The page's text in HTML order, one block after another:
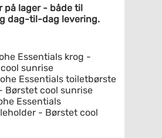
på lager - både til
dag-til-dag levering.
Essentials krog -
sunrise
Essentials toiletbørste
cool sunrise
Essentials
- Børstet cool